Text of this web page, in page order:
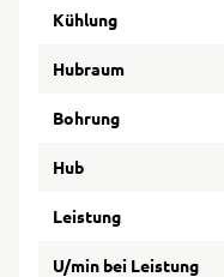
Kühlung
Hubraum
Bohrung
Hub
Leistung
U/min bei Leistung